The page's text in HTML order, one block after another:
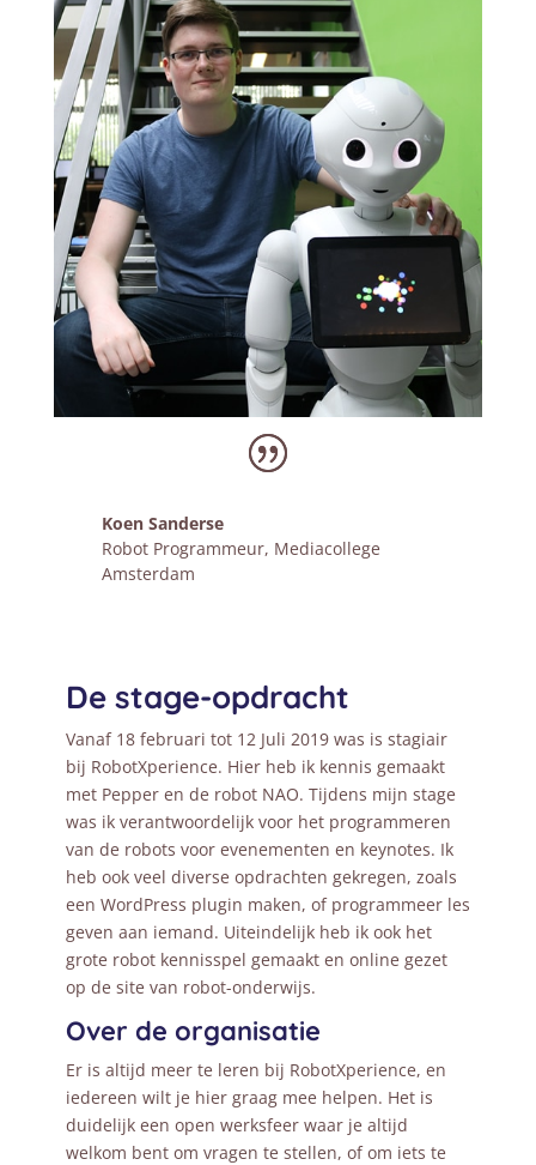
Koen Sanderse
Robot Programmeur, Mediacollege
Amsterdam
De stage-opdracht
Vanaf 18 februari tot 12 Juli 2019 was is stagiair
bij RobotXperience. Hier heb ik kennis gemaakt
met Pepper en de robot NAO. Tijdens mijn stage
was ik verantwoordelijk voor het programmeren
van de robots voor evenementen en keynotes. Ik
heb ook veel diverse opdrachten gekregen, zoals
een WordPress plugin maken, of programmeer les
geven aan iemand. Uiteindelijk heb ik ook het
grote robot kennisspel gemaakt en online gezet
op de site van robot-onderwijs.
Over de organisatie
Er is altijd meer te leren bij RobotXperience, en
iedereen wilt je hier graag mee helpen. Het is
duidelijk een open werksfeer waar je altijd
welkom bent om vragen te stellen, of om iets te